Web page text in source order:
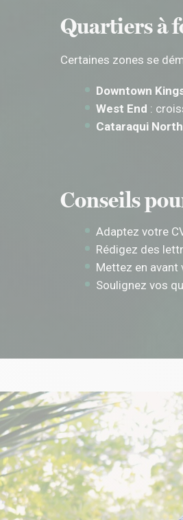
Quartiers à
Certaines zones se
Downtown
West End :
Cataraqui North
Conseils
Adaptez votre
Rédigez des
Mettez en avant
Soulignez vos